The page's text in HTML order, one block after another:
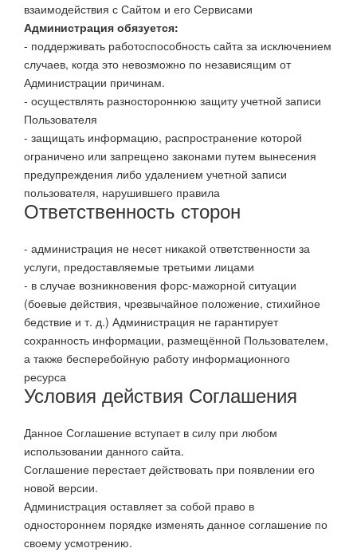
взаимодействия с Сайтом и его Сервисами
Администрация обязуется:
- поддерживать работоспособность сайта за исключением
случаев, когда это невозможно по независящим от
Администрации причинам.
- осуществлять разностороннюю защиту учетной записи
Пользователя
- защищать информацию, распространение которой
ограничено или запрещено законами путем вынесения
предупреждения либо удалением учетной записи
пользователя, нарушившего правила
Ответственность сторон
- администрация не несет никакой ответственности за
услуги, предоставляемые третьими лицами
- в случае возникновения форс-мажорной ситуации
(боевые действия, чрезвычайное положение, стихийное
бедствие и т. д.) Администрация не гарантирует
сохранность информации, размещённой Пользователем,
а также бесперебойную работу информационного
ресурса
Условия действия Соглашения
Данное Соглашение вступает в силу при любом
использовании данного сайта.
Соглашение перестает действовать при появлении его
новой версии.
Администрация оставляет за собой право в
одностороннем порядке изменять данное соглашение по
своему усмотрению.